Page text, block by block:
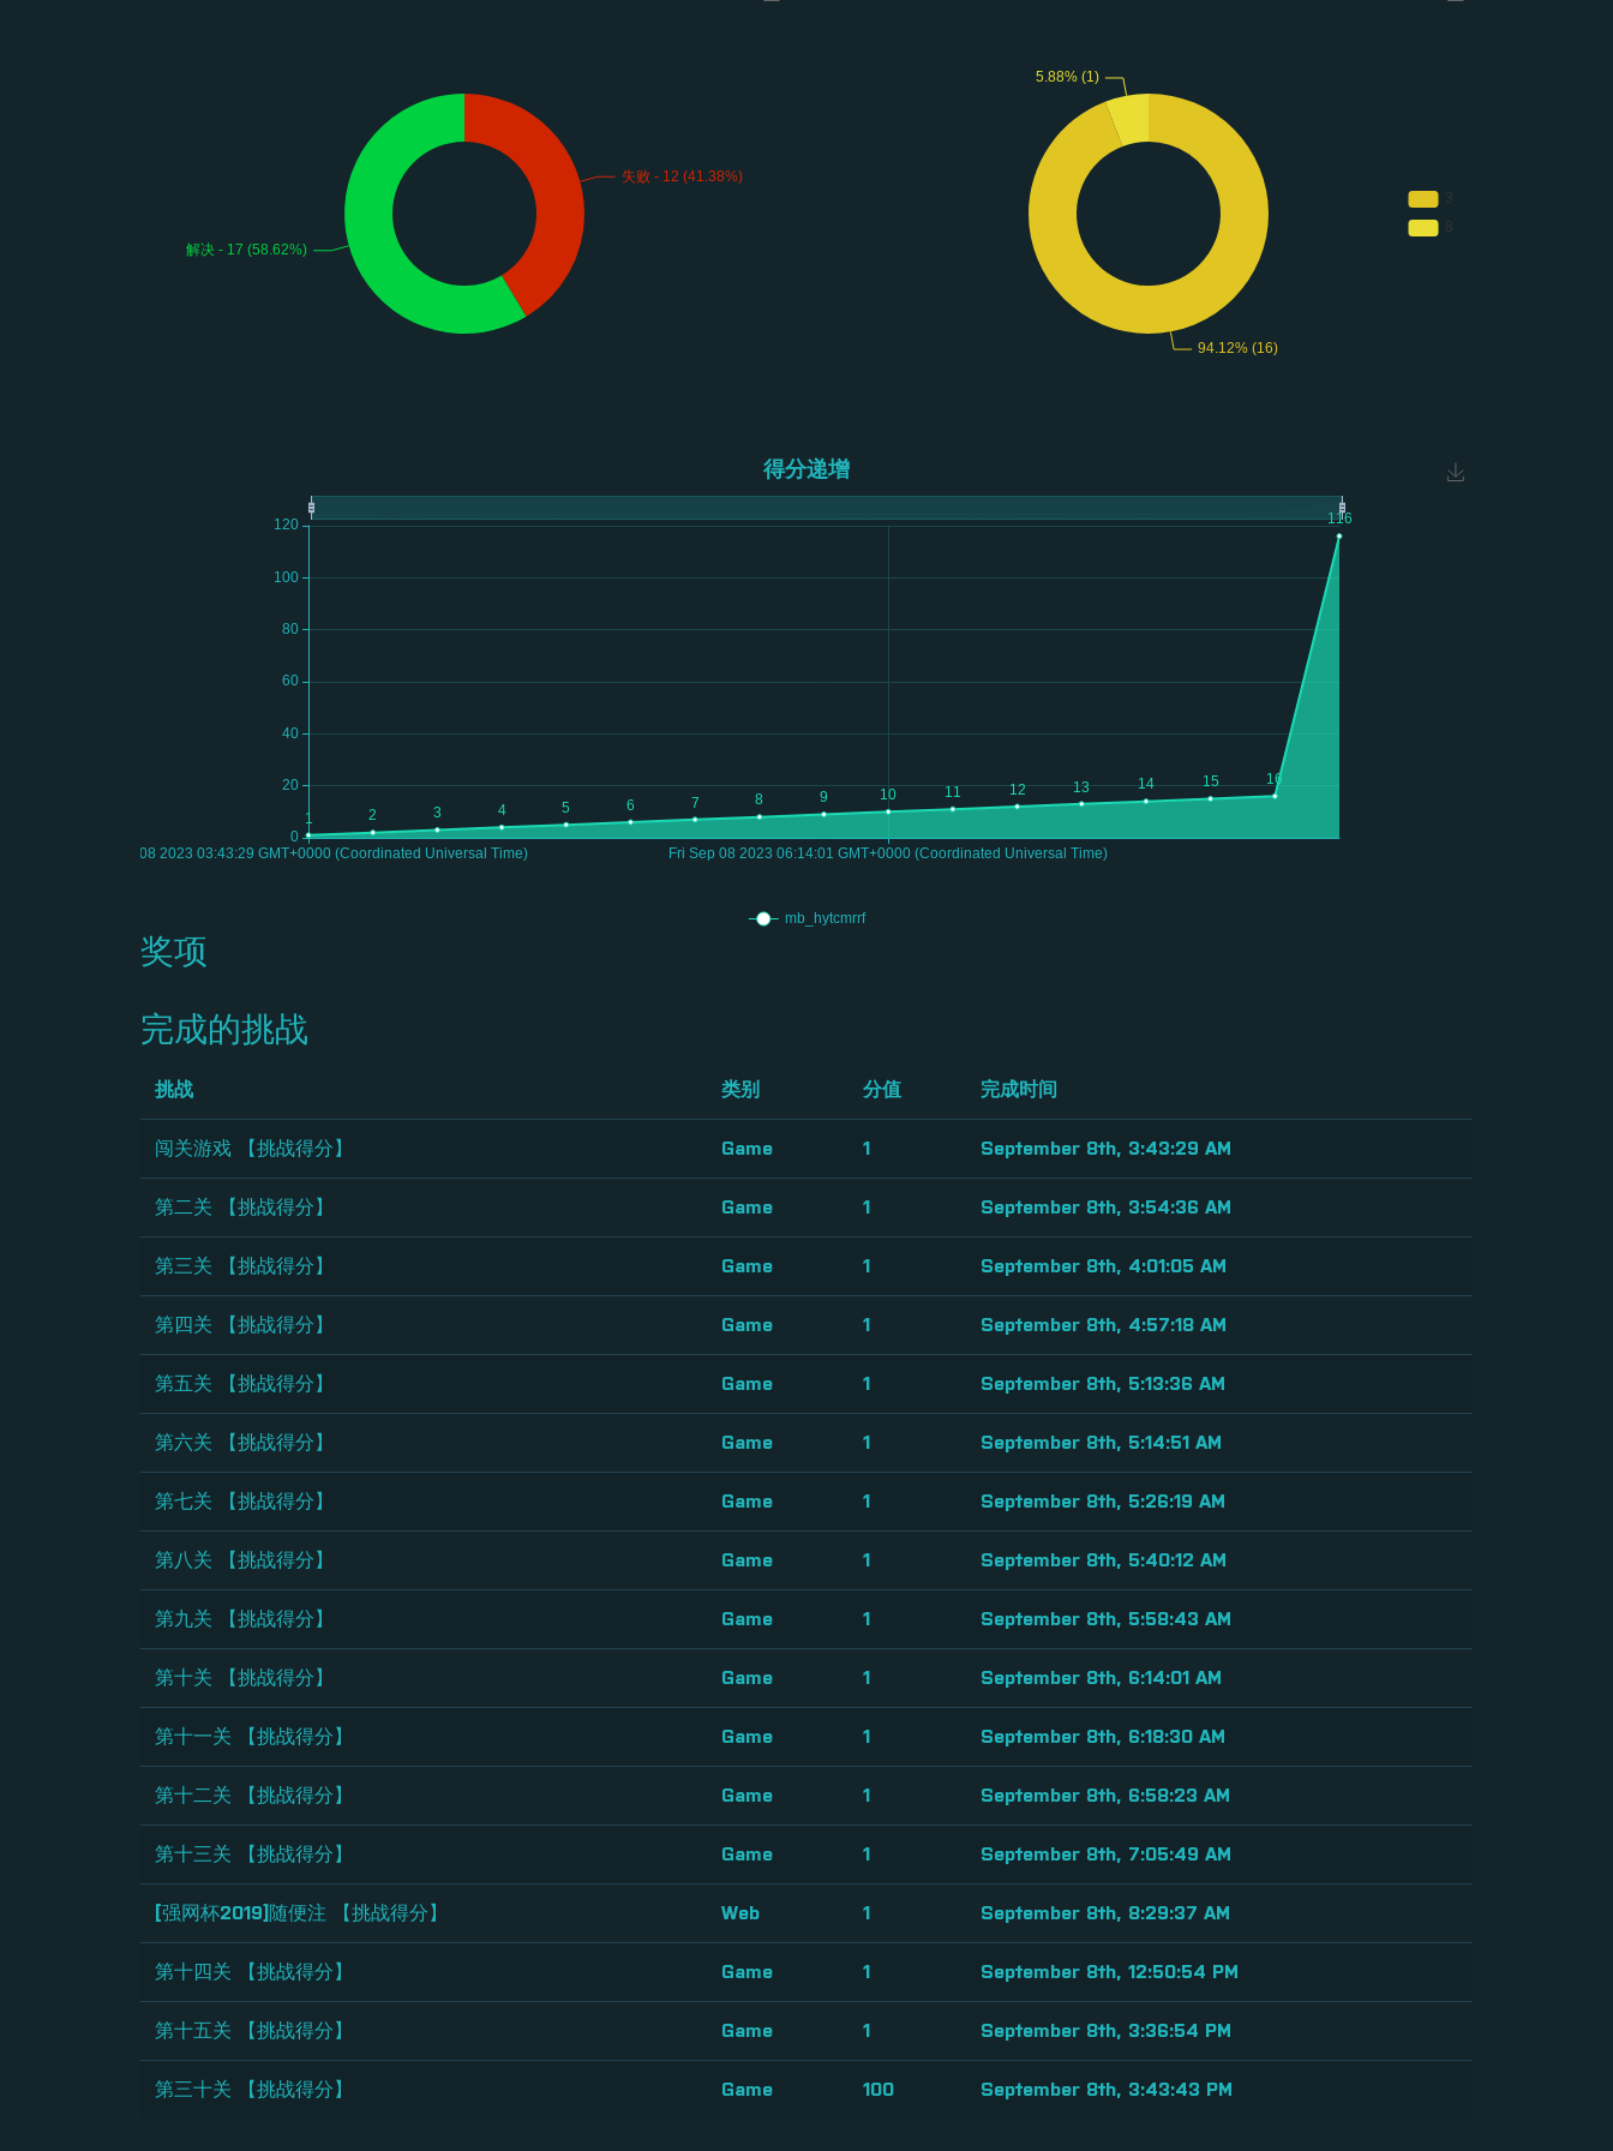
奖项
完成的挑战
挑战 类别 分值 完成时间
闯关游戏 【挑战得分】 Game 1 September 8th, 3:43:29 AM
第二关 【挑战得分】 Game 1 September 8th, 3:54:36 AM
第三关 【挑战得分】 Game 1 September 8th, 4:01:05 AM
第四关 【挑战得分】 Game 1 September 8th, 4:57:18 AM
第五关 【挑战得分】 Game 1 September 8th, 5:13:36 AM
第六关 【挑战得分】 Game 1 September 8th, 5:14:51 AM
第七关 【挑战得分】 Game 1 September 8th, 5:26:19 AM
第八关 【挑战得分】 Game 1 September 8th, 5:40:12 AM
第九关 【挑战得分】 Game 1 September 8th, 5:58:43 AM
第十关 【挑战得分】 Game 1 September 8th, 6:14:01 AM
第十一关 【挑战得分】 Game 1 September 8th, 6:18:30 AM
第十二关 【挑战得分】 Game 1 September 8th, 6:58:23 AM
第十三关 【挑战得分】 Game 1 September 8th, 7:05:49 AM
[强网杯2019]随便注 【挑战得分】 Web 1 September 8th, 8:29:37 AM
第十四关 【挑战得分】 Game 1 September 8th, 12:50:54 PM
第十五关 【挑战得分】 Game 1 September 8th, 3:36:54 PM
第三十关 【挑战得分】 Game 100 September 8th, 3:43:43 PM